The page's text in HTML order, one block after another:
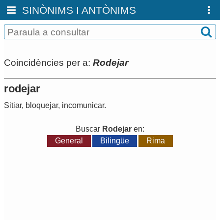
SINÒNIMS I ANTÒNIMS
Coincidències per a: Rodejar
rodejar
Sitiar, bloquejar, incomunicar.
Buscar Rodejar en:
General
Bilingüe Rima